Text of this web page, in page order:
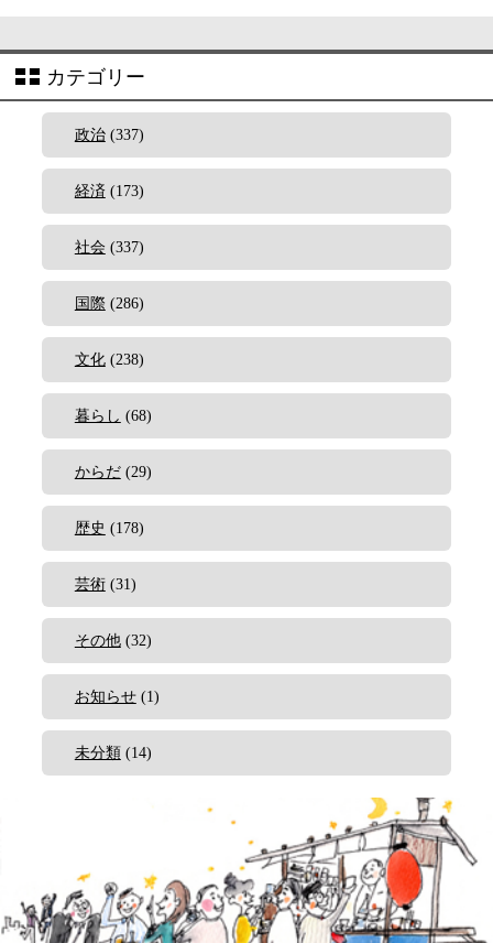
カテゴリー
政治(337)
経済(173)
社会(337)
国際 (286)
文化(238)
暮らし (68)
からだ(29)
歴史 (178)
芸術(31)
その他(32)
お知らせ(1)
未分類(14)